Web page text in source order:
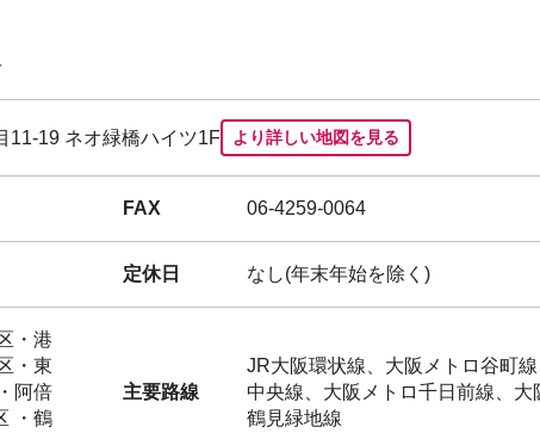
11-19 ネオ緑橋ハイツ1F より詳しい地図を見る
FAX 06-4259-0064
定休日 なし(年末年始を除く)
・港
・東
阿倍
・鶴
主要路線
JR大阪環状線、大阪メトロ谷町
中央線、大阪メトロ千日前線、大
鶴見緑地線